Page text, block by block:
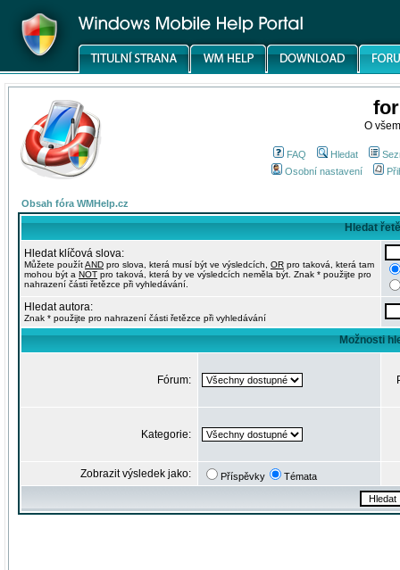
O
FAQ Hledat
Osobní nastavení
Obsah fóra WMHelp.cz
Hledat
Hledat klíčová slova:
Můžete použítAND pro slova, která musí být ve výsledcích, OR pro taková, která tam
mohou být a NOT pro taková, která by ve výsledcích neměla být. Znak * použijte pro
nahrazení části řetězce při vyhledávání.
Hledat autora:
Znak * použijte pro nahrazení části řetězce při vyhledávání
Možnosti
Fórum:
Kategorie:
Zobrazit výsledek jako: Příspěvky Témata